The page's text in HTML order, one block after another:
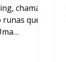
chamada
que